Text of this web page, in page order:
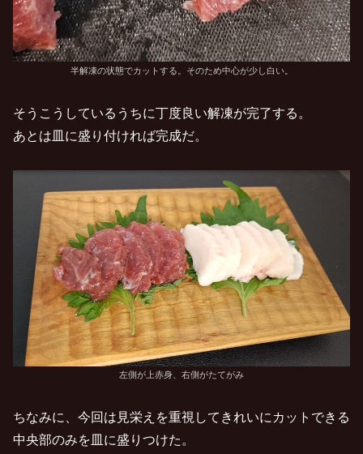
半解凍の状態でカットする。そのため中心が少し白い。
そうこうしているうちに丁度良い解凍が完了する。
あとは皿に盛り付ければ完成だ。
左側が上赤身、右側がたてがみ
ちなみに、今回は見栄えを重視してきれいにカットできる
中央部のみを皿に盛りつけた。